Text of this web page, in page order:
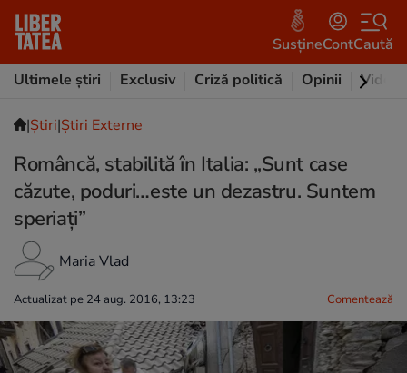
SusțineContCaută
Ultimele știri
Exclusiv Criză politică Opinii Video
|Ştiri|Știri Externe
Româncă, stabilită în Italia: „Sunt case
căzute, poduri…este un dezastru. Suntem
speriaţi”
Maria Vlad
Actualizat pe 24 aug. 2016, 13:23 Comentează